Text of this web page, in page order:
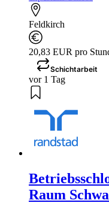
Feldkirch
20,83 EUR pro
Schichtarbeit
vor 1 Tag
Raum